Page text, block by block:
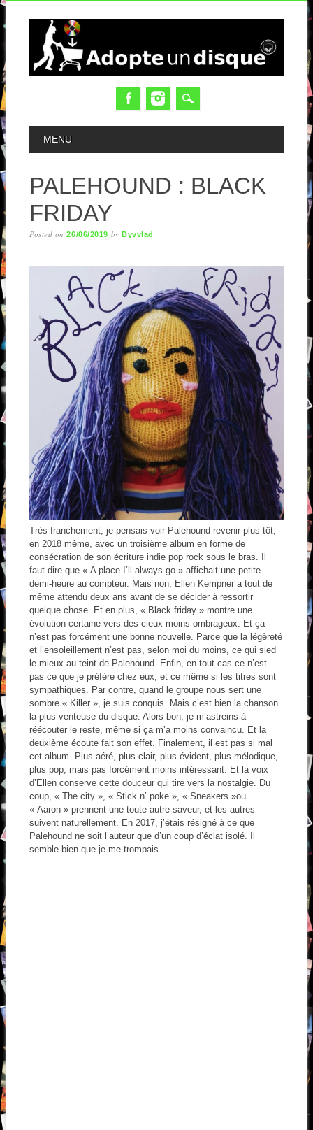
MAIN MENU
MENU
PALEHOUND : BLACK
FRIDAY
Posted on26/06/2019 byDyvvlad
Très franchement, je pensais voir Palehound revenir plus tôt,
en 2018 même, avec un troisième album en forme de
consécration de son écriture indie pop rock sous le bras. Il
faut dire que « A place I’ll always go » affichait une petite
demi-heure au compteur. Mais non, Ellen Kempner a tout de
même attendu deux ans avant de se décider à ressortir
quelque chose. Et en plus, « Black friday » montre une
évolution certaine vers des cieux moins ombrageux. Et ça
n’est pas forcément une bonne nouvelle. Parce que la légèreté
et l’ensoleillement n’est pas, selon moi du moins, ce qui sied
le mieux au teint de Palehound. Enfin, en tout cas ce n’est
pas ce que je préfère chez eux, et ce même si les titres sont
sympathiques. Par contre, quand le groupe nous sert une
sombre « Killer », je suis conquis. Mais c’est bien la chanson
la plus venteuse du disque. Alors bon, je m’astreins à
réécouter le reste, même si ça m’a moins convaincu. Et la
deuxième écoute fait son effet. Finalement, il est pas si mal
cet album. Plus aéré, plus clair, plus évident, plus mélodique,
plus pop, mais pas forcément moins intéressant. Et la voix
d’Ellen conserve cette douceur qui tire vers la nostalgie. Du
coup, « The city », « Stick n’ poke », « Sneakers »ou
« Aaron » prennent une toute autre saveur, et les autres
suivent naturellement. En 2017, j’étais résigné à ce que
Palehound ne soit l’auteur que d’un coup d’éclat isolé. Il
semble bien que je me trompais.